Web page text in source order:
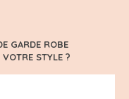
GARDE ROBE
STYLE ?